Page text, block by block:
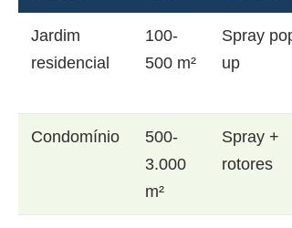
Jardim
residencial
100-
500 m²
Spray pop-
up
Condomínio
500-
3.000
m²
Spray +
rotores